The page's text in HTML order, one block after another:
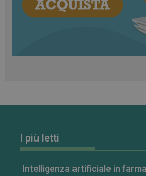
I più letti
Intelligenza artificiale in
protette del sito. Il sito web non è in
NOME
PHPSESSID